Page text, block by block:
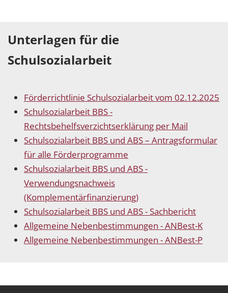
Unterlagen für die
Schulsozialarbeit
Förderrichtlinie Schulsozialarbeit vom 02.12.2025
Schulsozialarbeit BBS -
Rechtsbehelfsverzichtserklärung per Mail
Schulsozialarbeit BBS und ABS – Antragsformular
für alle Förderprogramme
Schulsozialarbeit BBS und ABS -
Verwendungsnachweis
(Komplementärfinanzierung)
Schulsozialarbeit BBS und ABS - Sachbericht
Allgemeine Nebenbestimmungen - ANBest-K
Allgemeine Nebenbestimmungen - ANBest-P